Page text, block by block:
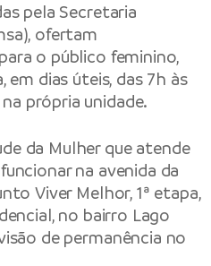
pela Secretaria
ofertam
o público feminino,
em dias úteis, das 7h às
própria unidade.
da Mulher que atende
na avenida da
Viver Melhor, 1ª etapa,
no bairro Lago
de permanência no